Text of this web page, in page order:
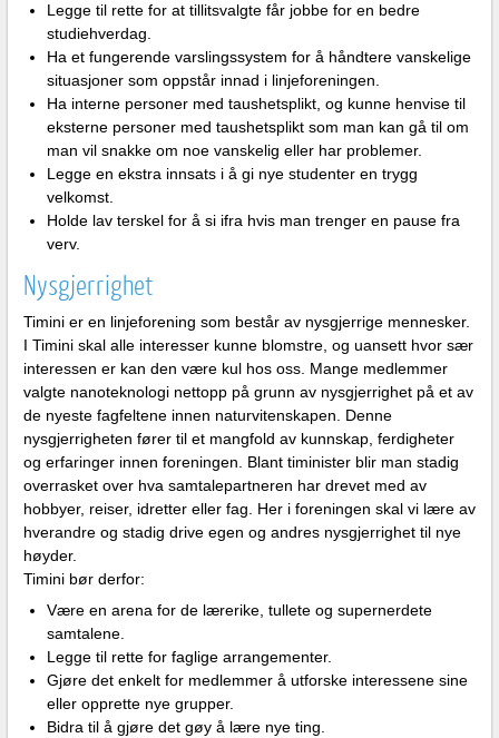
Legge til rette for at tillitsvalgte får jobbe for en bedre
studiehverdag.
Ha et fungerende varslingssystem for å håndtere vanskelige
situasjoner som oppstår innad i linjeforeningen.
Ha interne personer med taushetsplikt, og kunne henvise til
eksterne personer med taushetsplikt som man kan gå til om
man vil snakke om noe vanskelig eller har problemer.
Legge en ekstra innsats i å gi nye studenter en trygg
velkomst.
Holde lav terskel for å si ifra hvis man trenger en pause fra
verv.
Nysgjerrighet
Timini er en linjeforening som består av nysgjerrige mennesker.
I Timini skal alle interesser kunne blomstre, og uansett hvor sær
interessen er kan den være kul hos oss. Mange medlemmer
valgte nanoteknologi nettopp på grunn av nysgjerrighet på et av
de nyeste fagfeltene innen naturvitenskapen. Denne
nysgjerrigheten fører til et mangfold av kunnskap, ferdigheter
og erfaringer innen foreningen. Blant timinister blir man stadig
overrasket over hva samtalepartneren har drevet med av
hobbyer, reiser, idretter eller fag. Her i foreningen skal vi lære av
hverandre og stadig drive egen og andres nysgjerrighet til nye
høyder.
Timini bør derfor:
Være en arena for de lærerike, tullete og supernerdete
samtalene.
Legge til rette for faglige arrangementer.
Gjøre det enkelt for medlemmer å utforske interessene sine
eller opprette nye grupper.
Bidra til å gjøre det gøy å lære nye ting.